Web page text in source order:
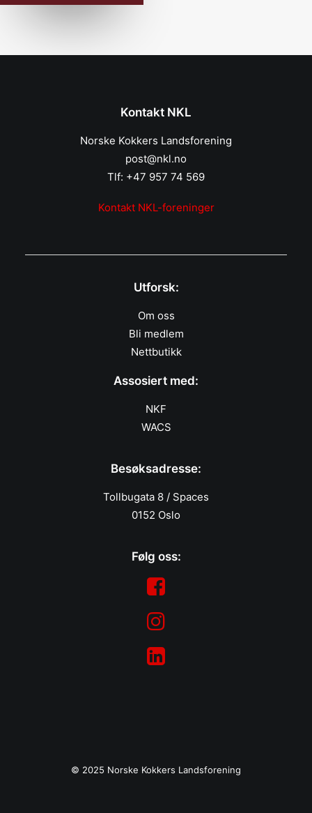
Kontakt NKL
Norske Kokkers Landsforening
post@nkl.no
Tlf: +47 957 74 569
Kontakt NKL-foreninger
Utforsk:
Om oss
Bli medlem
Nettbutikk
Assosiert med:
NKF
WACS
Besøksadresse:
Tollbugata 8 / Spaces
0152 Oslo
Følg oss:
© 2025 Norske Kokkers Landsforening